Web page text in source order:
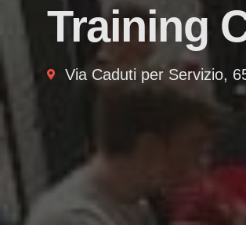
Training
Via Caduti per Servizio,